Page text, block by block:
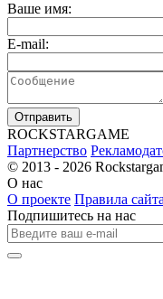
Ваше имя:
E-mail:
Отправить
ROCKSTARGAME
Партнерство
© 2013 - 2026
О нас
О проекте Правила сайта
Подпишитесь на нас